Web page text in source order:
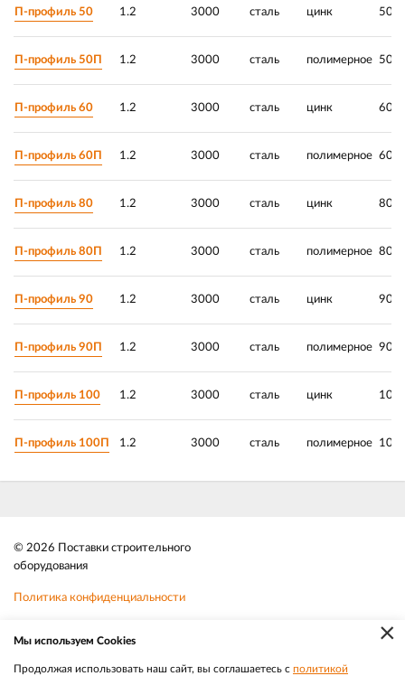
П-профиль 50 1.2 3000 сталь цинк
П-профиль 50П 1.2 3000 сталь полимерное
П-профиль 60 1.2 3000 сталь цинк
П-профиль 60П 1.2 3000 сталь полимерное
П-профиль 80 1.2 3000 сталь цинк
П-профиль 80П 1.2 3000 сталь полимерное
П-профиль 90 1.2 3000 сталь цинк
П-профиль 90П 1.2 3000 сталь полимерное
П-профиль 100 1.2 3000 сталь цинк
П-профиль 100П 1.2 3000 сталь полимерное
© 2026 Поставки строительного
оборудования
Политика конфиденциальности
Телефон:8 (383) 202 1436
×
Мы используем Cookies
Продолжая использовать наш сайт, вы соглашаетесь с политикой